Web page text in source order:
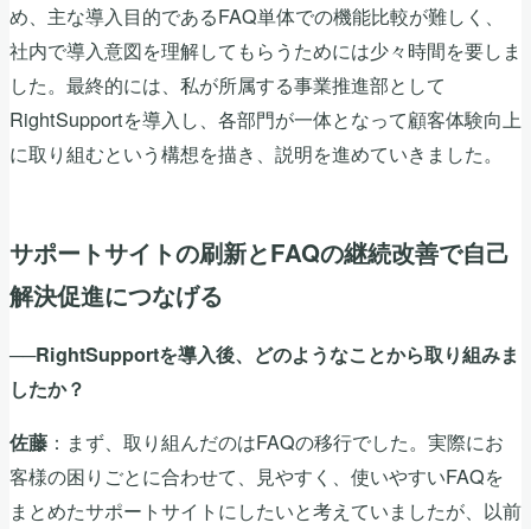
め、主な導入目的であるFAQ単体での機能比較が難しく、
社内で導入意図を理解してもらうためには少々時間を要しま
した。最終的には、私が所属する事業推進部として
RightSupportを導入し、各部門が一体となって顧客体験向上
に取り組むという構想を描き、説明を進めていきました。
サポートサイトの刷新とFAQの継続改善で自己
解決促進につなげる
──RightSupportを導入後、どのようなことから取り組みま
したか？
佐藤 ：まず、取り組んだのはFAQの移行でした。実際にお
客様の困りごとに合わせて、見やすく、使いやすいFAQを
まとめたサポートサイトにしたいと考えていましたが、以前